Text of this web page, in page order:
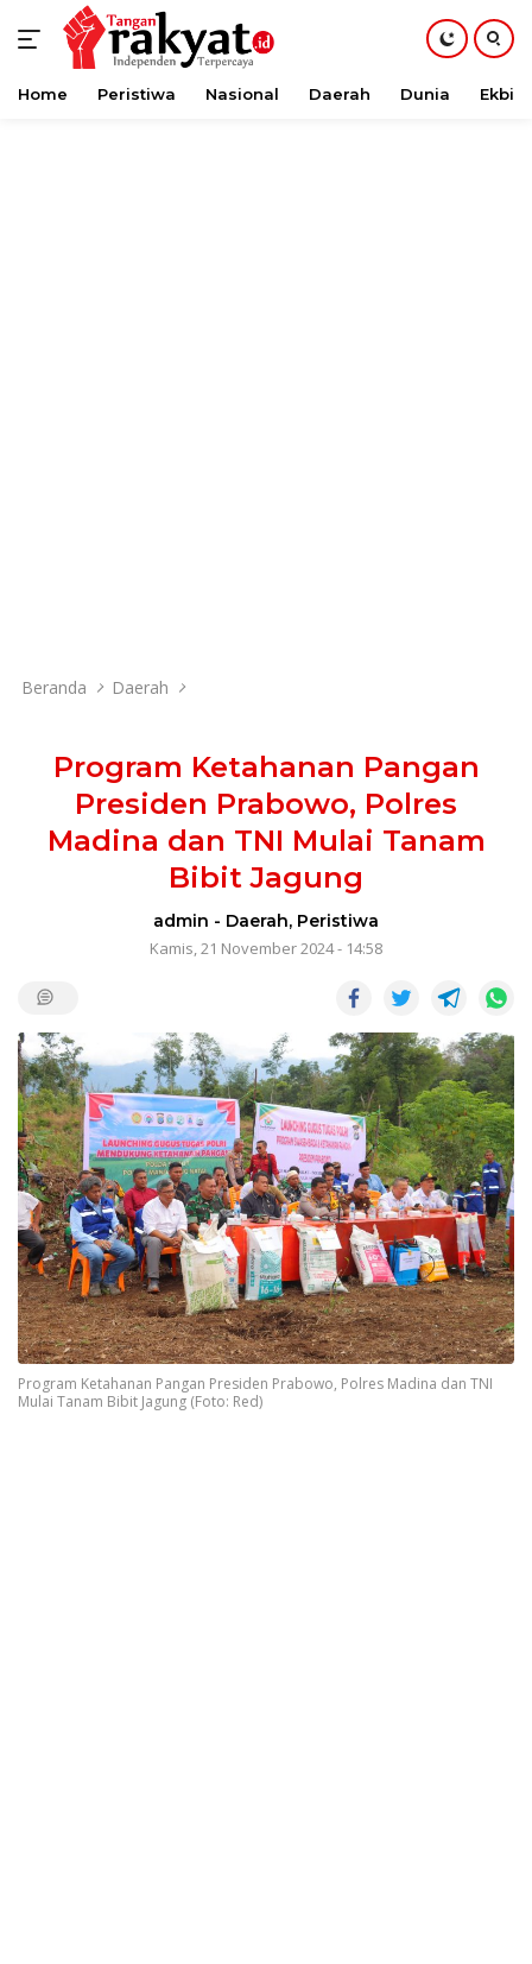
Langsung
Home Peristiwa Nasional Daerah Dunia Ekbis
Beranda Daerah
Program Ketahanan Pangan
Presiden Prabowo, Polres
Madina dan TNI Mulai Tanam
Bibit Jagung
admin - Daerah, Peristiwa
Kamis, 21 November 2024 - 14:58
Program Ketahanan Pangan Presiden Prabowo, Polres Madina dan TNI
Mulai Tanam Bibit Jagung (Foto: Red)